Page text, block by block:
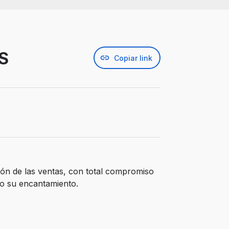
Copiar link
de las ventas, con total compromiso
su encantamiento.